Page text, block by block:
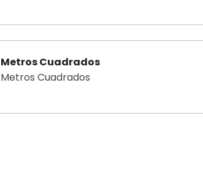
Metros Cuadrados
Metros Cuadrados